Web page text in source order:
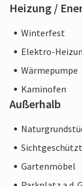
Heizung /
Winterfest
Elektro-
Wärmepumpe
Kaminofen
Außerhalb
Gartenmöbel